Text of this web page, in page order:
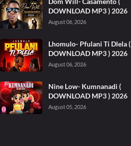
DOWNLOAD MP3 ) 2026
August 06, 2026
Lhomulo- Pfulani Ti Dlela (
DOWNLOAD MP3 ) 2026
August 06, 2026
Nine Low- Kumnanadi (
DOWNLOAD MP3 ) 2026
August 05, 2026